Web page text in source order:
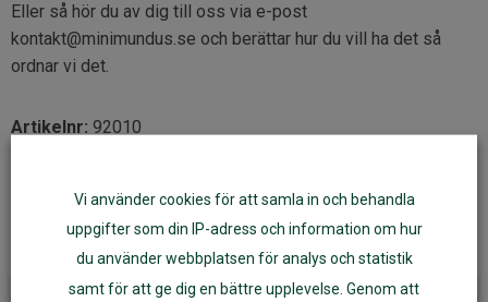
Eller så hör du av dig till oss via e-post
kontakt@minimundus.se och berättar hur du vill ha det så
ordnar vi det.
Artikelnr: 92010
Du kanske också gillar dessa
Vi använder cookies för att samla in och behandla
uppgifter som din IP-adress och information om hur
du använder webbplatsen för analys och statistik
samt för att ge dig en bättre upplevelse. Genom att